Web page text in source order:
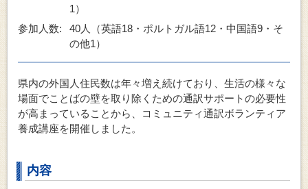
1）
参加人数:
40人（英語18・ポルトガル語12・中国語9・そ
の他1）
県内の外国人住民数は年々増え続けており、生活の様々な
場面でことばの壁を取り除くための通訳サポートの必要性
が高まっていることから、コミュニティ通訳ボランティア
養成講座を開催しました。
内容